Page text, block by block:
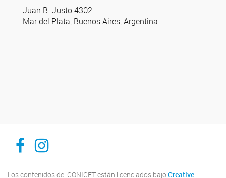
Juan B. Justo 4302
Mar del Plata, Buenos Aires, Argentina.
Facebook
Instagram
Los contenidos del CONICET están licenciados bajo Creative